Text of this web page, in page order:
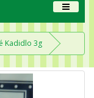
Kadidlo 3g